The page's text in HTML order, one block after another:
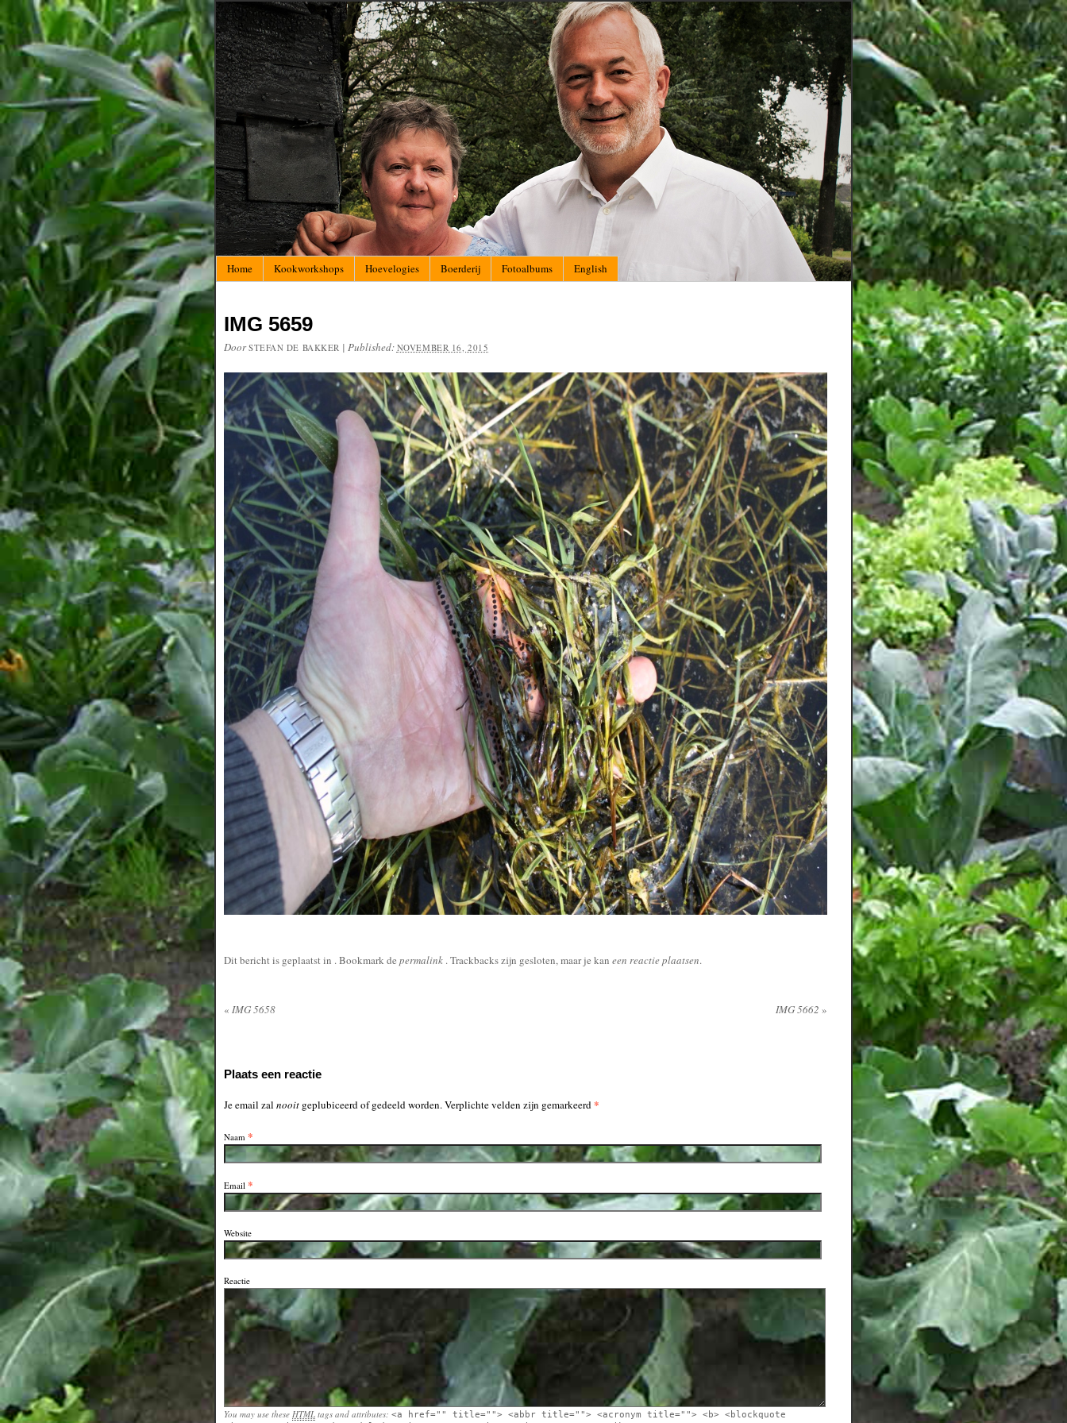
Home Kookworkshops Hoevelogies Boerderij Fotoalbums English
IMG 5659
DoorSTEFAN DE BAKKER | Published: NOVEMBER 16, 2015
Dit bericht is geplaatst in . Bookmark de permalink . Trackbacks zijn gesloten, maar je kan een reactie plaatsen.
« IMG 5658 IMG 5662 »
Plaats een reactie
Je email zal nooit geplubiceerd of gedeeld worden. Verplichte velden zijn gemarkeerd*
Naam *
Email *
Website
Reactie
You may use these HTML tags and attributes: <a href="" title=""> <abbr title=""> <acronym title=""> <b> <blockquote